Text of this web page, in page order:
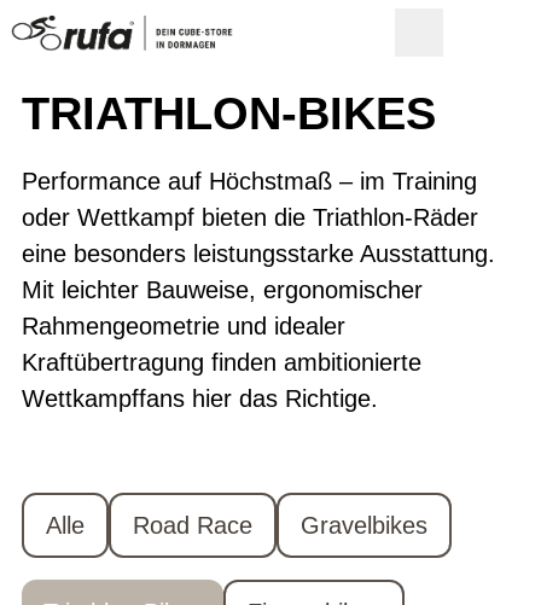
TRIATHLON-BIKES
Performance auf Höchstmaß – im Training
oder Wettkampf bieten die Triathlon-Räder
eine besonders leistungsstarke Ausstattung.
Mit leichter Bauweise, ergonomischer
Rahmengeometrie und idealer
Kraftübertragung finden ambitionierte
Wettkampffans hier das Richtige.
Alle Road Race Gravelbikes